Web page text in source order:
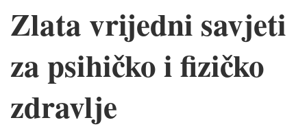
Zlata vrijedni savjeti
za psihičko i fizičko
zdravlje